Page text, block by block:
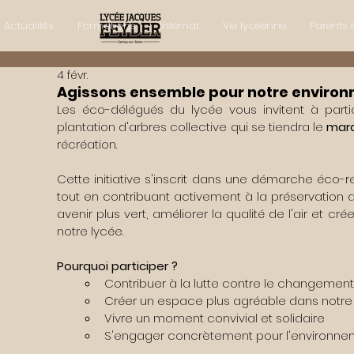
Actualités Formations Internat Vie lycéenne Parents
Agissons ensemble pour notre
4 févr.
Les éco-délégués du lycée vous invitent à
plantation d'arbres collective qui se tiendra le
récréation.
Cette initiative s'inscrit dans une démarche
tout en contribuant activement à la préservation
avenir plus vert, améliorer la qualité de l'air et
notre lycée.
Pourquoi participer ?
Contribuer à la lutte contre le
Créer un espace plus agréable dans
Vivre un moment convivial et solidaire
S'engager concrètement pour